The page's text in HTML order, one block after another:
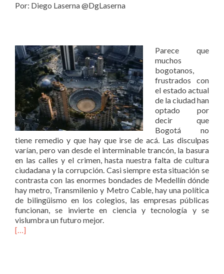
Por: Diego Laserna @DgLaserna
Parece que
muchos
bogotanos,
frustrados con
el estado actual
de la ciudad han
optado por
decir que
Bogotá no
tiene remedio y que hay que irse de acá. Las disculpas
varían, pero van desde el interminable trancón, la basura
en las calles y el crimen, hasta nuestra falta de cultura
ciudadana y la corrupción. Casi siempre esta situación se
contrasta con las enormes bondades de Medellín dónde
hay metro, Transmilenio y Metro Cable, hay una política
de bilingüismo en los colegios, las empresas públicas
funcionan, se invierte en ciencia y tecnología y se
vislumbra un futuro mejor.
[…]